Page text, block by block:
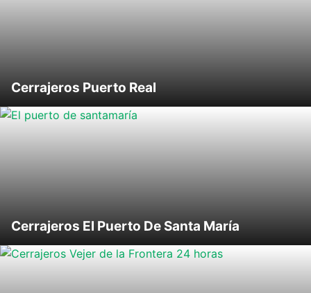
Cerrajeros Puerto Real
Cerrajeros El Puerto De Santa María